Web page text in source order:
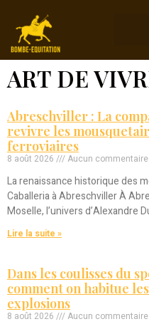
ART DE
Abreschviller : La
revivre les
ferroviaires
8 août 2026 Aucun commentaire
La renaissance historique des
Caballeria à Abreschviller À
Moselle, l’univers d’Alexandre
Lire la suite »
Dans les coulisses du
comment on habitue
explosions
8 août 2026 Aucun commentaire